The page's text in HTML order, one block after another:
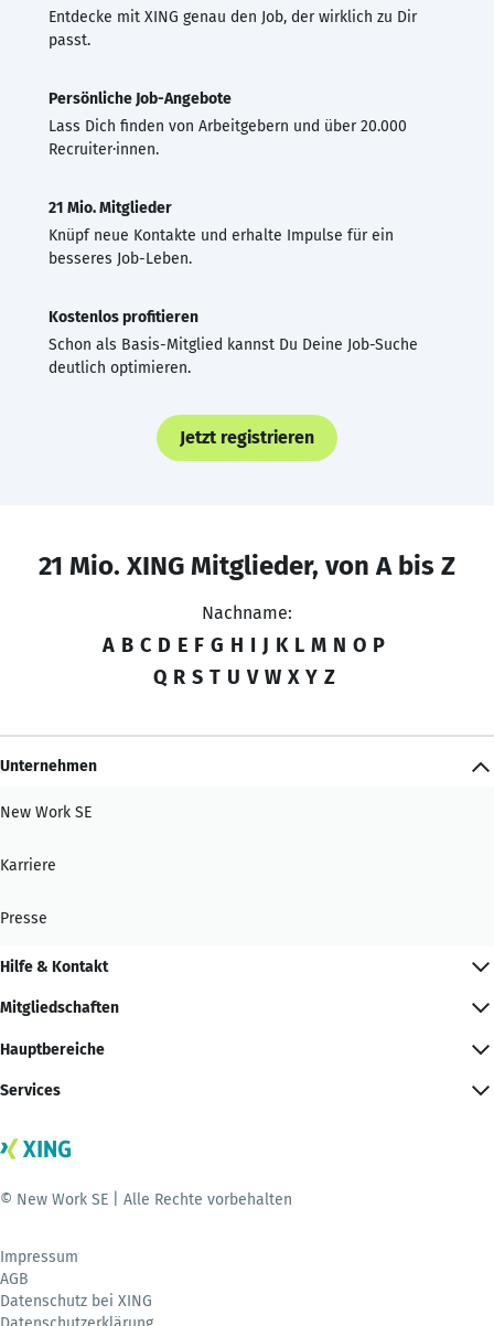
Entdecke mit XING genau den Job, der wirklich zu Dir
passt.
Persönliche Job-Angebote
Lass Dich finden von Arbeitgebern und über 20.000
Recruiter·innen.
21 Mio. Mitglieder
Knüpf neue Kontakte und erhalte Impulse für ein
besseres Job-Leben.
Kostenlos profitieren
Schon als Basis-Mitglied kannst Du Deine Job-Suche
deutlich optimieren.
Jetzt registrieren
21 Mio. XING Mitglieder, von A bis Z
Nachname:
A B C D E F G H I J K L M N O P
Q R S T U V W X Y Z
Unternehmen
New Work SE
Karriere
Presse
Hilfe & Kontakt
Mitgliedschaften
Hauptbereiche
Services
© New Work SE | Alle Rechte vorbehalten
Impressum
AGB
Datenschutz bei XING